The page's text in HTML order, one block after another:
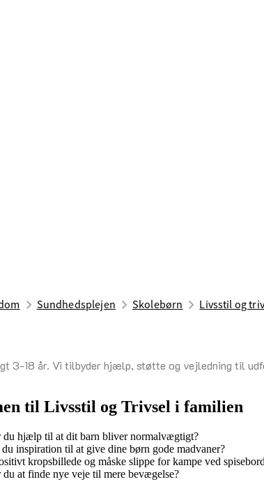
Sundhedsplejen Skolebørn Livs­stil ­og
18 år. Vi tilbyder hjælp, støtte og vejledning til
til Livsstil og Trivsel i familien
du hjælp til at dit barn bliver normalvægtigt?
du inspiration til at give dine børn gode madvaner?
kropsbillede og måske slippe for kampe ved
at finde nye veje til mere bevægelse?